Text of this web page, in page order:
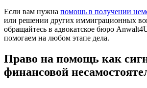
Если вам нужна помощь в получении
или решении других иммиграционных
обращайтесь в адвокатское бюро
помогаем на любом этапе дела.
Право на помощь как
финансовой